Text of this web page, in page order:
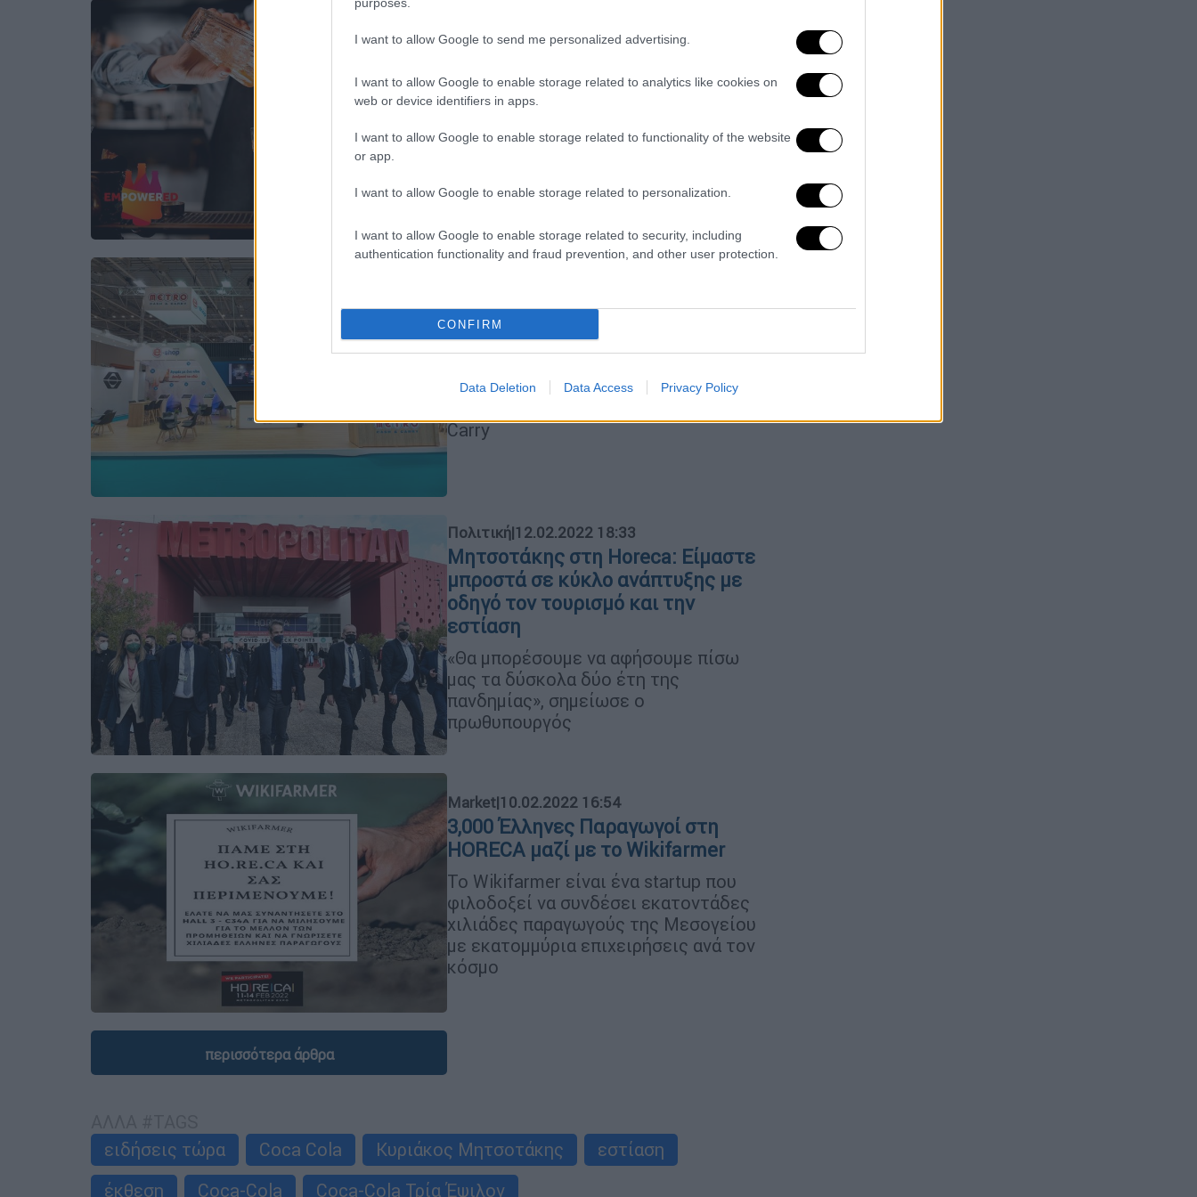
I want to allow Google to send me personalized advertising.
I want to allow Google to enable storage related to analytics like cookies on
web or device identifiers in apps.
I want to allow Google to enable storage related to functionality of the website
or app.
I want to allow Google to enable storage related to personalization.
I want to allow Google to enable storage related to security, including
authentication functionality and fraud prevention, and other user protection.
CONFIRM
Data Deletion Data Access Privacy Policy
Γνώρισε τις νέες τάσεις για το
αύριο της εστίασης
H Coca-Cola Τρία Έψιλον υλοποιεί το
HoReCa Empowered, το Νο1
πρόγραμμα δωρεάν εκπαιδεύσεων για
επιχειρηματίες του κλάδου
Market|18.02.2022 13:41
Δυναμική παρουσία των METRO
Cash & Carry στη Ho.Re.Ca. 2022
Δυναμικό «παρών» στην Έκθεση
Carry
Πολιτική|12.02.2022 18:33
Μητσοτάκης στη Horeca: Είμαστε
μπροστά σε κύκλο ανάπτυξης με
οδηγό τον τουρισμό και την
εστίαση
«Θα μπορέσουμε να αφήσουμε πίσω
μας τα δύσκολα δύο έτη της
πανδημίας», σημείωσε ο
πρωθυπουργός
Market|10.02.2022 16:54
3,000 Έλληνες Παραγωγοί στη
HORECA μαζί με το Wikifarmer
Το Wikifarmer είναι ένα startup που
φιλοδοξεί να συνδέσει εκατοντάδες
χιλιάδες παραγωγούς της Μεσογείου
με εκατομμύρια επιχειρήσεις ανά τον
κόσμο
περισσότερα άρθρα
ειδήσεις τώρα
Coca Cola Κυριάκος Μητσοτάκης
εστίαση
έκθεση
Coca-Cola Coca-Cola Τρία Έψιλον